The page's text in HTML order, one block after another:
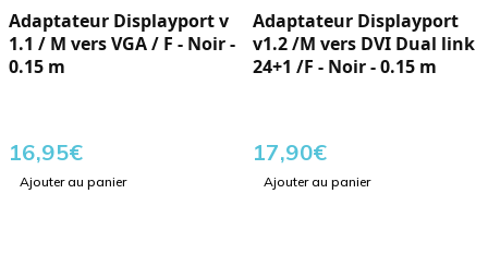
Adaptateur Displayport v
1.1 / M vers VGA / F - Noir -
0.15 m
16,95€
Ajouter au panier
Adaptateur Displayport
v1.2 /M vers DVI Dual link
24+1 /F - Noir - 0.15 m
17,90€
Ajouter au panier